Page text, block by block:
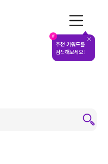
#
추천 키워드를
검색해보세요!